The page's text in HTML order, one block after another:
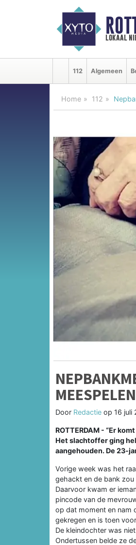
lokaal
112 Algemeen
Home 112
MEESPELEN
Door Redactie op 16 juli
ROTTERDAM - “Er
Het slachtoffer ging
aangehouden. De 23-
Vorige week was het
gehackt en de bank zou
Daarvoor kwam er
pincode van de
op dat moment en nam
gekregen en is toen
De kleindochter was
Ondertussen belde ze